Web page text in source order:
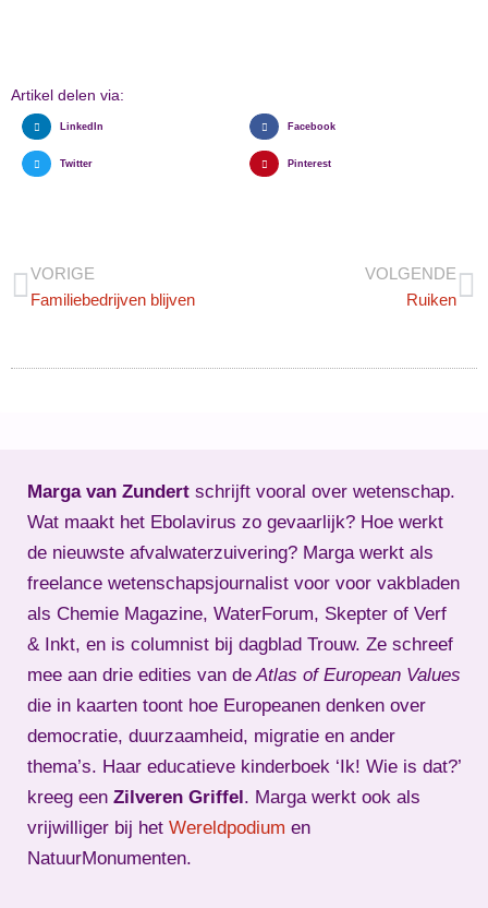
Artikel delen via:
LinkedIn Facebook
Twitter Pinterest
VORIGE
Familiebedrijven blijven
VOLGENDE
Ruiken
Marga van Zundert schrijft vooral over wetenschap.
Wat maakt het Ebolavirus zo gevaarlijk? Hoe werkt
de nieuwste afvalwaterzuivering? Marga werkt als
freelance wetenschapsjournalist voor voor vakbladen
als Chemie Magazine, WaterForum, Skepter of Verf
& Inkt, en is columnist bij dagblad Trouw. Ze schreef
mee aan drie edities van deAtlas of European Values
die in kaarten toont hoe Europeanen denken over
democratie, duurzaamheid, migratie en ander
thema’s. Haar educatieve kinderboek ‘Ik! Wie is dat?’
kreeg een Zilveren Griffel . Marga werkt ook als
vrijwilliger bij het Wereldpodium en
NatuurMonumenten.